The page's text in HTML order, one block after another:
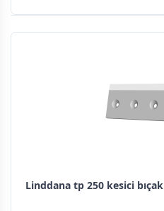
Linddana tp 250 kesici bıçak